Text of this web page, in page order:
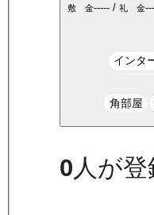
敷 金----- / 礼 金
インタ
角部屋
0 人が